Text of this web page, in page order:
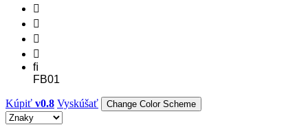




ﬁ
FB01
Kúpiť v0.8 Vyskúšať Change Color Scheme